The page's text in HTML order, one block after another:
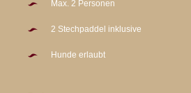
Max. 2 Personen
2 Stechpaddel inklusive
Hunde erlaubt